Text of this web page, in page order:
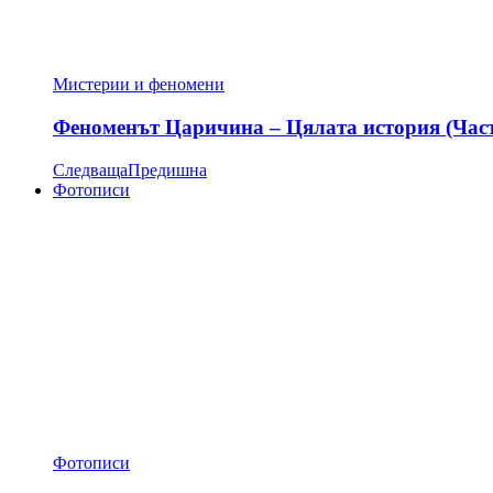
Мистерии и феномени
Феноменът Царичина – Цялата история
СледващаПредишна
Фотописи
Фотописи